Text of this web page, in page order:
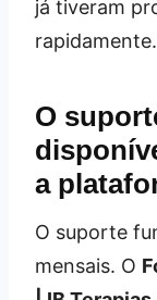
já tiveram
rapidamente.
O
a
O suporte
mensais. O